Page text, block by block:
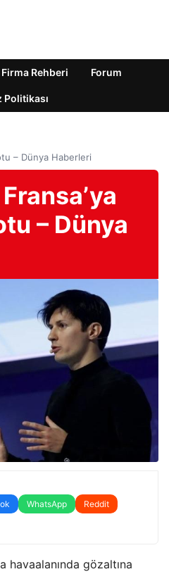
Firma Rehberi Forum
Politikası
– Dünya Haberleri
– Dünya
WhatsApp
Reddit
havaalanında gözaltına